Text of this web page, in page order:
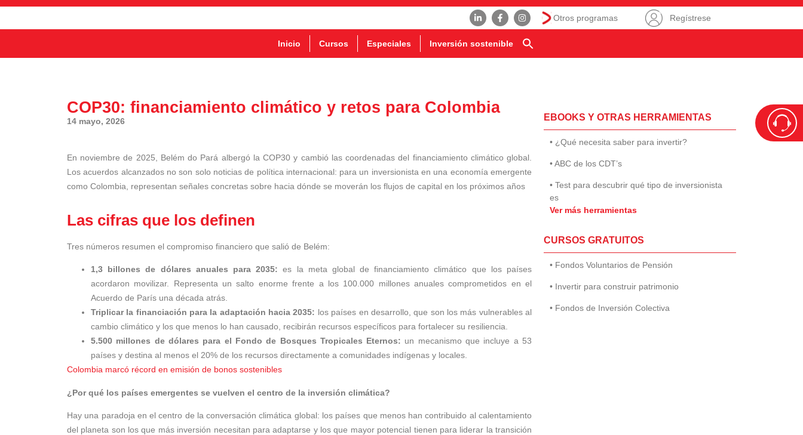
Otros programas Regístrese
Inicio Cursos Especiales Inversión sostenible
COP30: financiamiento climático y retos para Colombia
14 mayo, 2026
En noviembre de 2025, Belém do Pará albergó la COP30 y cambió las coordenadas del financiamiento climático global.
Los acuerdos alcanzados no son solo noticias de política internacional: para un inversionista en una economía emergente
como Colombia, representan señales concretas sobre hacia dónde se moverán los flujos de capital en los próximos años
Las cifras que los definen
Tres números resumen el compromiso financiero que salió de Belém:
1,3 billones de dólares anuales para 2035: es la meta global de financiamiento climático que los países
acordaron movilizar. Representa un salto enorme frente a los 100.000 millones anuales comprometidos en el
Acuerdo de París una década atrás.
Triplicar la financiación para la adaptación hacia 2035: los países en desarrollo, que son los más vulnerables al
cambio climático y los que menos lo han causado, recibirán recursos específicos para fortalecer su resiliencia.
5.500 millones de dólares para el Fondo de Bosques Tropicales Eternos: un mecanismo que incluye a 53
países y destina al menos el 20% de los recursos directamente a comunidades indígenas y locales.
Colombia marcó récord en emisión de bonos sostenibles
¿Por qué los países emergentes se vuelven el centro de la inversión climática?
Hay una paradoja en el centro de la conversación climática global: los países que menos han contribuido al calentamiento
del planeta son los que más inversión necesitan para adaptarse y los que mayor potencial tienen para liderar la transición
EBOOKS Y OTRAS HERRAMIENTAS
• ¿Qué necesita saber para invertir?
• ABC de los CDT’s
• Test para descubrir qué tipo de inversionista
es
Ver más herramientas
CURSOS GRATUITOS
• Fondos Voluntarios de Pensión
• Invertir para construir patrimonio
• Fondos de Inversión Colectiva